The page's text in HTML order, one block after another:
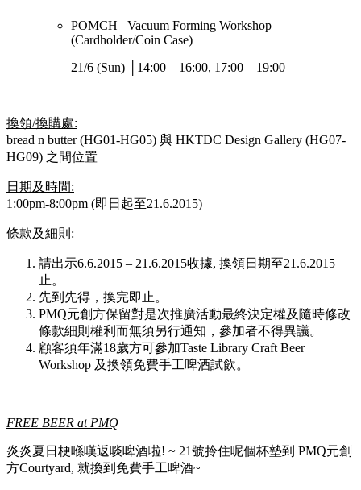
POMCH –Vacuum Forming Workshop
(Cardholder/Coin Case)
21/6 (Sun) │14:00 – 16:00, 17:00 – 19:00
換領/換購處:
bread n butter (HG01-HG05) 與 HKTDC Design Gallery (HG07-
HG09) 之間位置
日期及時間:
1:00pm-8:00pm (即日起至21.6.2015)
條款及細則:
請出示6.6.2015 – 21.6.2015收據, 換領日期至21.6.2015
止。
先到先得，換完即止。
PMQ元創方保留對是次推廣活動最終決定權及隨時修改
條款細則權利而無須另行通知，參加者不得異議。
顧客須年滿18歲方可參加Taste Library Craft Beer
Workshop 及換領免費手工啤酒試飲。
FREE BEER at PMQ
炎炎夏日梗喺嘆返啖啤酒啦! ~ 21號拎住呢個杯墊到 PMQ元創
方Courtyard, 就換到免費手工啤酒~